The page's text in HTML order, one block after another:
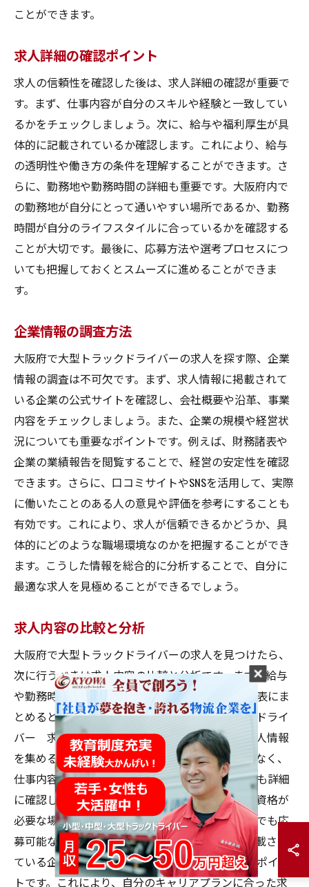
ことができます。
求人詳細の確認ポイント
求人の信頼性を確認した後は、求人詳細の確認が重要で
す。まず、仕事内容が自分のスキルや経験と一致してい
るかをチェックしましょう。次に、給与や福利厚生が具
体的に記載されているか確認します。これにより、給与
の透明性や働き方の条件を理解することができます。さ
らに、勤務地や勤務時間の詳細も重要です。大阪府内で
の勤務地が自分にとって通いやすい場所であるか、勤務
時間が自分のライフスタイルに合っているかを確認する
ことが大切です。最後に、応募方法や選考プロセスにつ
いても把握しておくとスムーズに進めることができま
す。
企業情報の調査方法
大阪府で大型トラックドライバーの求人を探す際、企業
情報の調査は不可欠です。まず、求人情報に掲載されて
いる企業の公式サイトを確認し、会社概要や沿革、事業
内容をチェックしましょう。また、企業の規模や経営状
況についても重要なポイントです。例えば、財務諸表や
企業の業績報告を閲覧することで、経営の安定性を確認
できます。さらに、口コミサイトやSNSを活用して、実際
に働いたことのある人の意見や評価を参考にすることも
有効です。これにより、求人が信頼できるかどうか、具
体的にどのような職場環境なのかを把握することができ
ます。こうした情報を総合的に分析することで、自分に
最適な求人を見極めることができるでしょう。
求人内容の比較と分析
大阪府で大型トラックドライバーの求人を見つけたら、
次に行うべきは求人内容の比較と分析です。まず、給与
や勤務時間、福利厚生などの基本的な条件を一覧表にま
とめると良いでしょう。この際、「大型トラックドライ
バー 求人」のキーワードを検索して、複数の求人情報
を集めることが重要です。また、勤務条件だけでなく、
仕事内容や求められるスキル、キャリアパスなども詳細
に確認しましょう。例えば、ある企業では特定の資格が
必要な場合があり、一方で他の企業では未経験者でも応
募可能な場合があります。さらに、求人情報に記載され
ている企業のビジョンやミッションも重要な比較ポイン
トです。これにより、自分のキャリアプランに合った求